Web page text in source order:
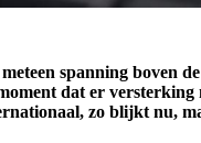
spanning boven
dat er versterking
zo blijkt nu,